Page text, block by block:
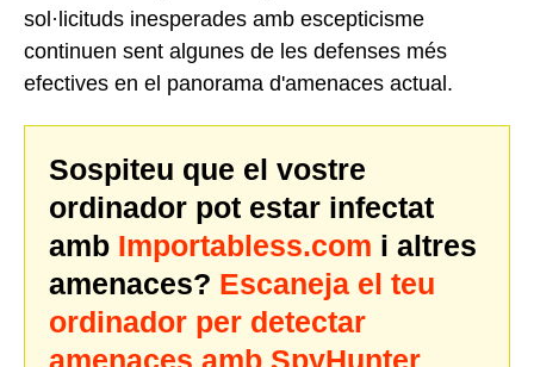
sol·licituds inesperades amb escepticisme
continuen sent algunes de les defenses més
efectives en el panorama d'amenaces actual.
Sospiteu que el vostre
ordinador pot estar infectat
amb Importabless.com i altres
amenaces? Escaneja el teu
ordinador per detectar